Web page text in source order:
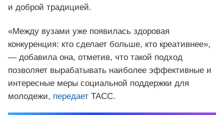
и доброй традицией.
«Между вузами уже появилась здоровая
конкуренция: кто сделает больше, кто креативнее»,
— добавила она, отметив, что такой подход
позволяет вырабатывать наиболее эффективные и
интересные меры социальной поддержки для
молодежи, передает ТАСС.